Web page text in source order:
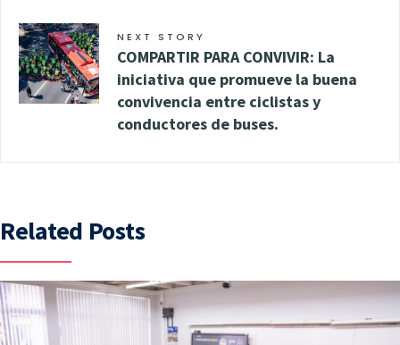
NEXT STORY
COMPARTIR PARA CONVIVIR: La
iniciativa que promueve la buena
convivencia entre ciclistas y
conductores de buses.
Related Posts